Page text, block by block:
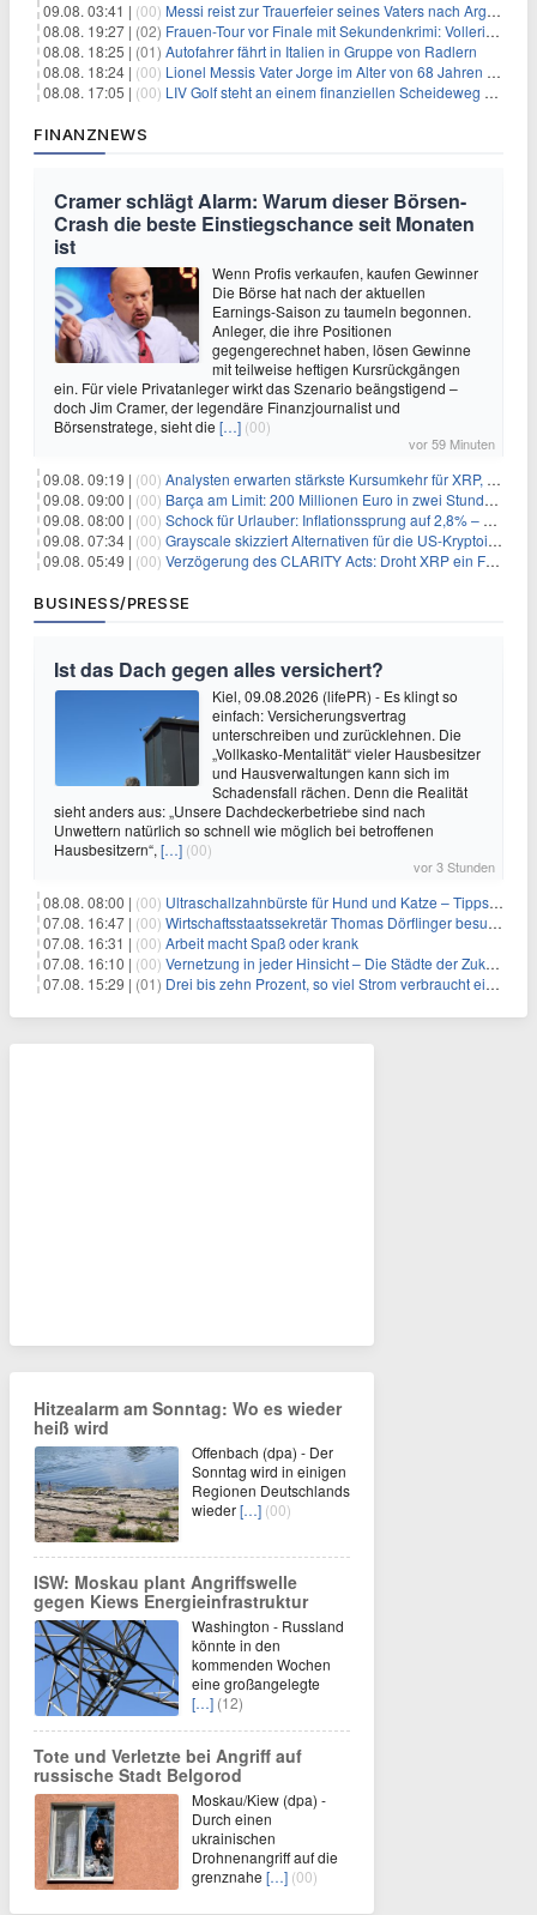
09.08. 03:41 | (00) Messi reist zur Trauerfeier seines Vaters nach Argentinien
08.08. 19:27 | (02) Frauen-Tour vor Finale mit Sekundenkrimi: Vollering in Gelb
08.08. 18:25 | (01) Autofahrer fährt in Italien in Gruppe von Radlern
08.08. 18:24 | (00) Lionel Messis Vater Jorge im Alter von 68 Jahren gestorben
08.08. 17:05 | (00) LIV Golf steht an einem finanziellen Scheideweg auf der Suche nach neuen Investitionen
FINANZNEWS
Cramer schlägt Alarm: Warum dieser Börsen-
Crash die beste Einstiegschance seit Monaten
ist
Wenn Profis verkaufen, kaufen Gewinner
Die Börse hat nach der aktuellen
Earnings-Saison zu taumeln begonnen.
Anleger, die ihre Positionen
gegengerechnet haben, lösen Gewinne
mit teilweise heftigen Kursrückgängen
ein. Für viele Privatanleger wirkt das Szenario beängstigend –
doch Jim Cramer, der legendäre Finanzjournalist und
Börsenstratege, sieht die […] (00)
vor 59 Minuten
09.08. 09:19 | (00) Analysten erwarten stärkste Kursumkehr für XRP, während Polymarket skeptisch bleibt
09.08. 09:00 | (00) Barça am Limit: 200 Millionen Euro in zwei Stunden – warum dieser Schuldentrip hochgefährlich wird
09.08. 08:00 | (00) Schock für Urlauber: Inflationssprung auf 2,8% – Diese Preise explodieren jetzt
09.08. 07:34 | (00) Grayscale skizziert Alternativen für die US-Kryptoindustrie ohne CLARITY Act
09.08. 05:49 | (00) Verzögerung des CLARITY Acts: Droht XRP ein Fall unter die $1-Marke?
BUSINESS/PRESSE
Ist das Dach gegen alles versichert?
Kiel, 09.08.2026 (lifePR) - Es klingt so
einfach: Versicherungsvertrag
unterschreiben und zurücklehnen. Die
„Vollkasko-Mentalität“ vieler Hausbesitzer
und Hausverwaltungen kann sich im
Schadensfall rächen. Denn die Realität
sieht anders aus: „Unsere Dachdeckerbetriebe sind nach
Unwettern natürlich so schnell wie möglich bei betroffenen
Hausbesitzern“, […] (00)
vor 3 Stunden
08.08. 08:00 | (00) Ultraschallzahnbürste für Hund und Katze – Tipps zur erfolgreichen Eingewöhnung
07.08. 16:47 | (00) Wirtschaftsstaatssekretär Thomas Dörflinger besucht Handwerksbetrieb im Kammerbezirk Freiburg
07.08. 16:31 | (00) Arbeit macht Spaß oder krank
07.08. 16:10 | (00) Vernetzung in jeder Hinsicht – Die Städte der Zukunft sind grün-blau
07.08. 15:29 | (01) Drei bis zehn Prozent, so viel Strom verbraucht ein Aufzug im Gebäude
Hitzealarm am Sonntag: Wo es wieder
heiß wird
Offenbach (dpa) - Der
Sonntag wird in einigen
Regionen Deutschlands
wieder[…] (00)
ISW: Moskau plant Angriffswelle
gegen Kiews Energieinfrastruktur
Washington - Russland
könnte in den
kommenden Wochen
eine großangelegte
[…] (12)
Tote und Verletzte bei Angriff auf
russische Stadt Belgorod
Moskau/Kiew (dpa) -
Durch einen
ukrainischen
Drohnenangriff auf die
grenznahe […] (00)